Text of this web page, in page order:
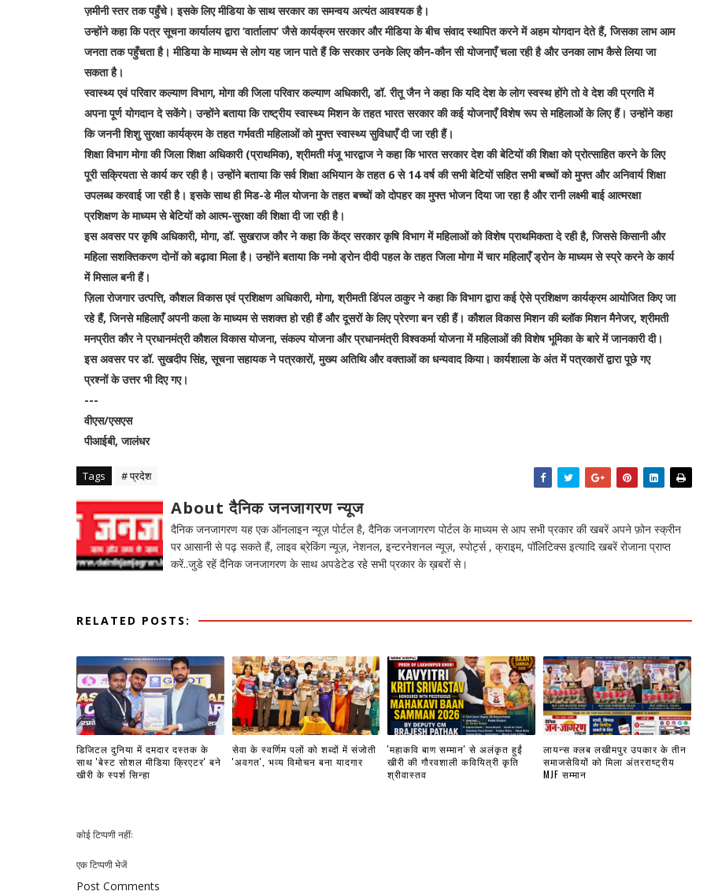
ज़मीनी स्तर तक पहुँचे। इसके लिए मीडिया के साथ सरकार का समन्वय अत्यंत आवश्यक है।
उन्होंने कहा कि पत्र सूचना कार्यालय द्वारा ‘वार्तालाप’ जैसे कार्यक्रम सरकार और मीडिया के बीच संवाद स्थापित करने में अहम योगदान देते हैं, जिसका लाभ आम
जनता तक पहुँचता है। मीडिया के माध्यम से लोग यह जान पाते हैं कि सरकार उनके लिए कौन-कौन सी योजनाएँ चला रही है और उनका लाभ कैसे लिया जा
सकता है।
स्वास्थ्य एवं परिवार कल्याण विभाग, मोगा की जिला परिवार कल्याण अधिकारी, डॉ. रीतू जैन ने कहा कि यदि देश के लोग स्वस्थ होंगे तो वे देश की प्रगति में
अपना पूर्ण योगदान दे सकेंगे। उन्होंने बताया कि राष्ट्रीय स्वास्थ्य मिशन के तहत भारत सरकार की कई योजनाएँ विशेष रूप से महिलाओं के लिए हैं। उन्होंने कहा
कि जननी शिशु सुरक्षा कार्यक्रम के तहत गर्भवती महिलाओं को मुफ्त स्वास्थ्य सुविधाएँ दी जा रही हैं।
शिक्षा विभाग मोगा की जिला शिक्षा अधिकारी (प्राथमिक), श्रीमती मंजू भारद्वाज ने कहा कि भारत सरकार देश की बेटियों की शिक्षा को प्रोत्साहित करने के लिए
पूरी सक्रियता से कार्य कर रही है। उन्होंने बताया कि सर्व शिक्षा अभियान के तहत 6 से 14 वर्ष की सभी बेटियों सहित सभी बच्चों को मुफ्त और अनिवार्य शिक्षा
उपलब्ध करवाई जा रही है। इसके साथ ही मिड-डे मील योजना के तहत बच्चों को दोपहर का मुफ्त भोजन दिया जा रहा है और रानी लक्ष्मी बाई आत्मरक्षा
प्रशिक्षण के माध्यम से बेटियों को आत्म-सुरक्षा की शिक्षा दी जा रही है।
इस अवसर पर कृषि अधिकारी, मोगा, डॉ. सुखराज कौर ने कहा कि केंद्र सरकार कृषि विभाग में महिलाओं को विशेष प्राथमिकता दे रही है, जिससे किसानी और
महिला सशक्तिकरण दोनों को बढ़ावा मिला है। उन्होंने बताया कि नमो ड्रोन दीदी पहल के तहत जिला मोगा में चार महिलाएँ ड्रोन के माध्यम से स्प्रे करने के कार्य
में मिसाल बनी हैं।
ज़िला रोजगार उत्पत्ति, कौशल विकास एवं प्रशिक्षण अधिकारी, मोगा, श्रीमती डिंपल ठाकुर ने कहा कि विभाग द्वारा कई ऐसे प्रशिक्षण कार्यक्रम आयोजित किए जा
रहे हैं, जिनसे महिलाएँ अपनी कला के माध्यम से सशक्त हो रही हैं और दूसरों के लिए प्रेरणा बन रही हैं। कौशल विकास मिशन की ब्लॉक मिशन मैनेजर, श्रीमती
मनप्रीत कौर ने प्रधानमंत्री कौशल विकास योजना, संकल्प योजना और प्रधानमंत्री विश्वकर्मा योजना में महिलाओं की विशेष भूमिका के बारे में जानकारी दी।
इस अवसर पर डॉ. सुखदीप सिंह, सूचना सहायक ने पत्रकारों, मुख्य अतिथि और वक्ताओं का धन्यवाद किया। कार्यशाला के अंत में पत्रकारों द्वारा पूछे गए
प्रश्नों के उत्तर भी दिए गए।
---
वीएस/एसएस
पीआईबी, जालंधर
Tags # प्रदेश
About दैनिक जनजागरण न्यूज
दैनिक जनजागरण यह एक ऑनलाइन न्यूज़ पोर्टल है, दैनिक जनजागरण पोर्टल के माध्यम से आप सभी प्रकार की खबरें अपने फ़ोन स्क्रीन
पर आसानी से पढ़ सकते हैं, लाइव ब्रेकिंग न्यूज़, नेशनल, इन्टरनेशनल न्यूज़, स्पोर्ट्स , क्राइम, पॉलिटिक्स इत्यादि खबरें रोजाना प्राप्त
करें..जुडे रहें दैनिक जनजागरण के साथ अपडेटेड रहे सभी प्रकार के ख़बरों से।
RELATED POSTS:
डिजिटल दुनिया में दमदार दस्तक के
साथ 'बेस्ट सोशल मीडिया क्रिएटर' बने
खीरी के स्पर्श सिन्हा
सेवा के स्वर्णिम पलों को शब्दों में संजोती
'अवगत', भव्य विमोचन बना यादगार
'महाकवि बाण सम्मान' से अलंकृत हुईं
खीरी की गौरवशाली कवियित्री कृति
श्रीवास्तव
लायन्स क्लब लखीमपुर उपकार के तीन
समाजसेवियों को मिला अंतरराष्ट्रीय
MJF सम्मान
कोई टिप्पणी नहीं:
एक टिप्पणी भेजें
Post Comments